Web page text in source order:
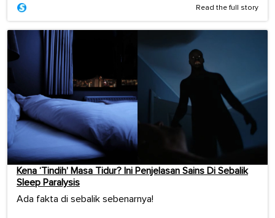
Read the full story
Kena ‘Tindih’ Masa Tidur? Ini Penjelasan Sains Di Sebalik
Sleep Paralysis
Ada fakta di sebalik sebenarnya!